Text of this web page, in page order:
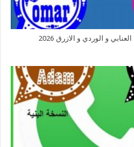
تنزيل واتساب عمر باذيب العنابي و الوردي و الازرق 2026